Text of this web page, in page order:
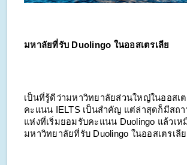
มหาลัยที่รับ Duolingo ในออสเตรเลีย
เป็นที่รู้ดีว่ามหาวิทยาลัยส่วนใหญ่ในออสเ
คะแนน IELTS เป็นสำคัญ แต่ล่าสุดก็มีสถ
แห่งที่เริ่มยอมรับคะแนน Duolingo แล้วเ
มหาวิทยาลัยที่รับ Duolingo ในออสเตรเลี